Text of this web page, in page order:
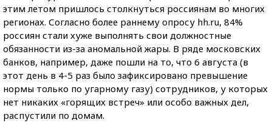
этим летом пришлось столкнуться россиянам во многих
регионах. Согласно более раннему опросу hh.ru, 84%
россиян стали хуже выполнять свои должностные
обязанности из-за аномальной жары. В ряде московских
банков, например, даже пошли на то, что 6 августа (в
этот день в 4-5 раз было зафиксировано превышение
нормы только по угарному газу) сотрудников, у которых
нет никаких «горящих встреч» или особо важных дел,
распустили по домам.